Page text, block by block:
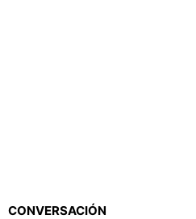
CONVERSACIÓN